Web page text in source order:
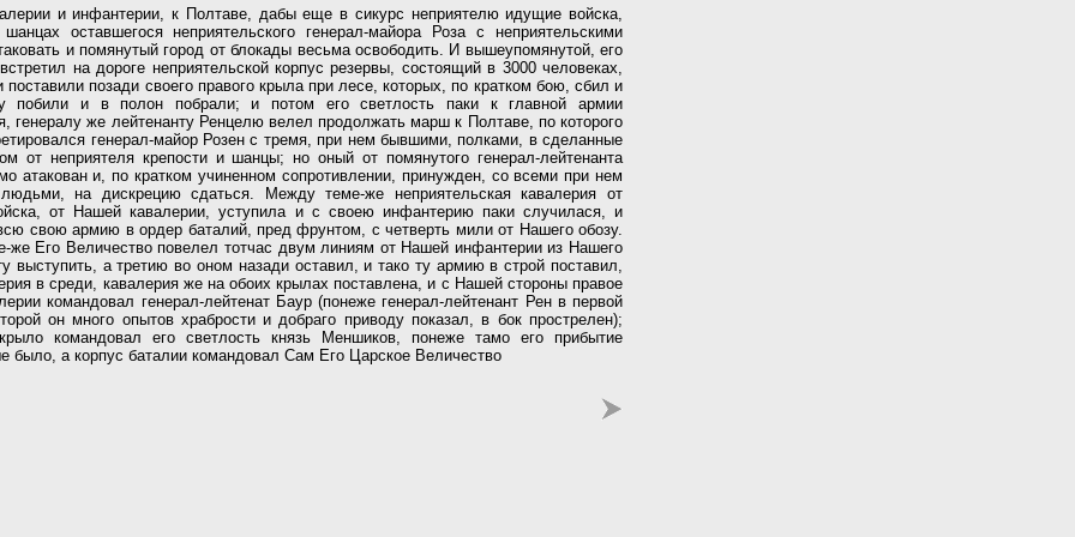
и инфантерии, к Полтаве, дабы еще в сикурс неприятелю идущие войска,
оставшегося неприятельского генерал-майора Роза с неприятельскими
и помянутый город от блокады весьма освободить. И вышеупомянутой, его
на дороге неприятельской корпус резервы, состоящий в 3000 человеках,
поставили позади своего правого крыла при лесе, которых, по кратком бою, сбил и
побили и в полон побрали; и потом его светлость паки к главной армии
генералу же лейтенанту Ренцелю велел продолжать марш к Полтаве, по которого
генерал-майор Розен с тремя, при нем бывшими, полками, в сделанные
от неприятеля крепости и шанцы; но оный от помянутого генерал-лейтенанта
атакован и, по кратком учиненном сопротивлении, принужден, со всеми при нем
на дискрецию сдаться. Между теме-же неприятельская кавалерия от
от Нашей кавалерии, уступила и с своею инфантерию паки случилася, и
свою армию в ордер баталий, пред фрунтом, с четверть мили от Нашего обозу.
же Его Величество повелел тотчас двум линиям от Нашей инфантерии из Нашего
выступить, а третию во оном назади оставил, и тако ту армию в строй поставил,
в среди, кавалерия же на обоих крылах поставлена, и с Нашей стороны правое
командовал генерал-лейтенат Баур (понеже генерал-лейтенант Рен в первой
он много опытов храбрости и добраго приводу показал, в бок прострелен);
командовал его светлость князь Меншиков, понеже тамо его прибытие
было, а корпус баталии командовал Сам Его Царское Величество